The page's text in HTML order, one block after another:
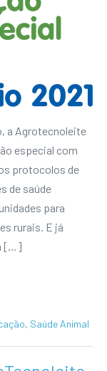
a Agrotecnoleite
especial com
protocolos de
de saúde
para
rurais. E já
[…]
, Saúde Animal